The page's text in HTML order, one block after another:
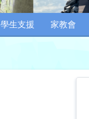
學生支援 家教會